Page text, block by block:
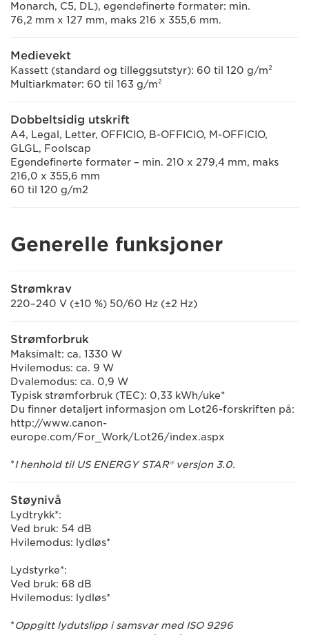
Monarch, C5, DL), egendefinerte formater: min.
76,2 mm x 127 mm, maks 216 x 355,6 mm.
Medievekt
Kassett (standard og tilleggsutstyr): 60 til 120 g/m²
Multiarkmater: 60 til 163 g/m²
Dobbeltsidig utskrift
A4, Legal, Letter, OFFICIO, B-OFFICIO, M-OFFICIO,
GLGL, Foolscap
Egendefinerte formater – min. 210 x 279,4 mm, maks
216,0 x 355,6 mm
60 til 120 g/m2
Generelle funksjoner
Strømkrav
220–240 V (±10 %) 50/60 Hz (±2 Hz)
Strømforbruk
Maksimalt: ca. 1330 W
Hvilemodus: ca. 9 W
Dvalemodus: ca. 0,9 W
Typisk strømforbruk (TEC): 0,33 kWh/uke*
Du finner detaljert informasjon om Lot26-forskriften på:
http://www.canon-
europe.com/For_Work/Lot26/index.aspx
*I henhold til US ENERGY STAR® versjon 3.0.
Støynivå
Lydtrykk*:
Ved bruk: 54 dB
Hvilemodus: lydløs*
Lydstyrke*:
Ved bruk: 68 dB
Hvilemodus: lydløs*
*Oppgitt lydutslipp i samsvar med ISO 9296